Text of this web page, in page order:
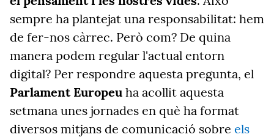
sempre ha plantejat una responsabilitat: hem
de fer-nos càrrec. Però com? De quina
manera podem regular l'actual entorn
digital? Per respondre aquesta pregunta, el
Parlament Europeu ha acollit aquesta
setmana unes jornades en què ha format
diversos mitjans de comunicació sobre els